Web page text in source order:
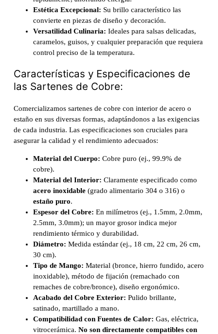
Estética Excepcional: Su brillo característico las
convierte en piezas de diseño y decoración.
Versatilidad Culinaria: Ideales para salsas delicadas,
caramelos, guisos, y cualquier preparación que requiera
control preciso de la temperatura.
Características y Especificaciones de
las Sartenes de Cobre:
Comercializamos sartenes de cobre con interior de acero o
estaño en sus diversas formas, adaptándonos a las exigencias
de cada industria. Las especificaciones son cruciales para
asegurar la calidad y el rendimiento adecuados:
Material del Cuerpo: Cobre puro (ej., 99.9% de
cobre).
Material del Interior: Claramente especificado como
acero inoxidable (grado alimentario 304 o 316) o
estaño puro.
Espesor del Cobre: En milímetros (ej., 1.5mm, 2.0mm,
2.5mm, 3.0mm); un mayor grosor indica mejor
rendimiento térmico y durabilidad.
Diámetro: Medida estándar (ej., 18 cm, 22 cm, 26 cm,
30 cm).
Tipo de Mango: Material (bronce, hierro fundido, acero
inoxidable), método de fijación (remachado con
remaches de cobre/bronce), diseño ergonómico.
Acabado del Cobre Exterior: Pulido brillante,
satinado, martillado a mano.
Compatibilidad con Fuentes de Calor: Gas, eléctrica,
vitrocerámica. No son directamente compatibles con